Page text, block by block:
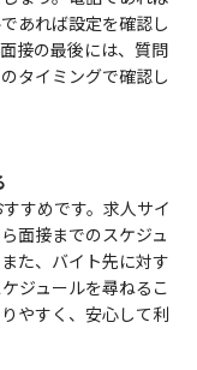
あれば設定を確認し
接の最後には、質問
タイミングで確認し
すめです。求人サイ
面接までのスケジュ
た、バイト先に対す
ジュールを尋ねるこ
やすく、安心して利